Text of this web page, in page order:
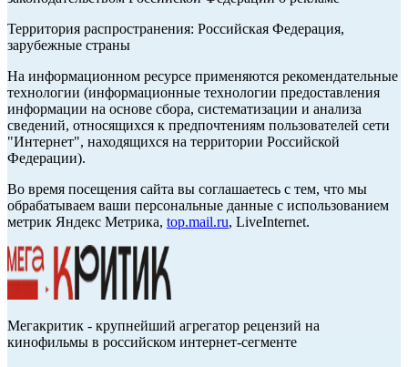
Территория распространения: Российская Федерация,
зарубежные страны
На информационном ресурсе применяются рекомендательные
технологии (информационные технологии предоставления
информации на основе сбора, систематизации и анализа
сведений, относящихся к предпочтениям пользователей сети
"Интернет", находящихся на территории Российской
Федерации).
Во время посещения сайта вы соглашаетесь с тем, что мы
обрабатываем ваши персональные данные с использованием
метрик Яндекс Метрика, top.mail.ru, LiveInternet.
Мегакритик - крупнейший агрегатор рецензий на
кинофильмы в российском интернет-сегменте